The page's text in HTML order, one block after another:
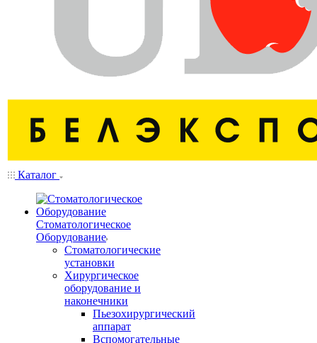
Каталог
Стоматологическое
Оборудование
Стоматологические
установки
Хирургическое
оборудование и
наконечники
Пьезохирургический
аппарат
Вспомогательные